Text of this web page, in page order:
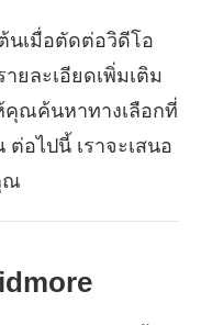
นเมื่อตัดต่อวิดีโอ
ยละเอียดเพิ่มเติม
คุณค้นหาทางเลือกที่
ต่อไปนี้ เราจะเสนอ
ณ